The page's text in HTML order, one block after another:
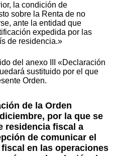
la condición de
sobre la Renta de no
ante la entidad que
expedida por las
de residencia.»
del anexo III «Declaración
sustituido por el que
Orden.
de la Orden
por la que se
residencia fiscal a
de comunicar el
en las operaciones